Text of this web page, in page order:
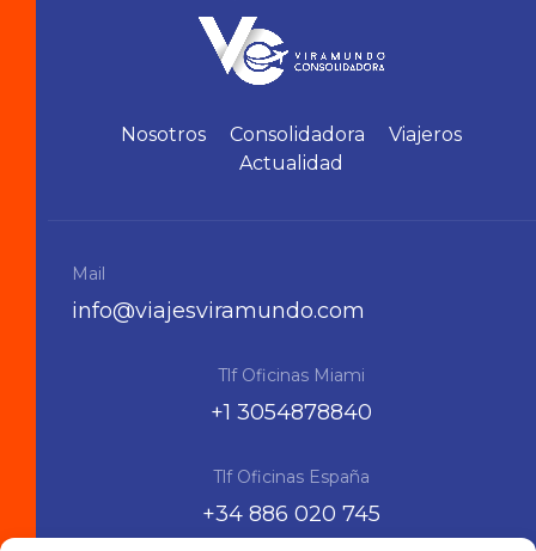
Nosotros Consolidadora
Viajeros
Actualidad
Mail
info@viajesviramundo.com
Tlf Oficinas Miami
+1 3054878840
Tlf Oficinas España
+34 886 020 745